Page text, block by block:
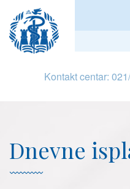
Kontakt centar:
Dnevne